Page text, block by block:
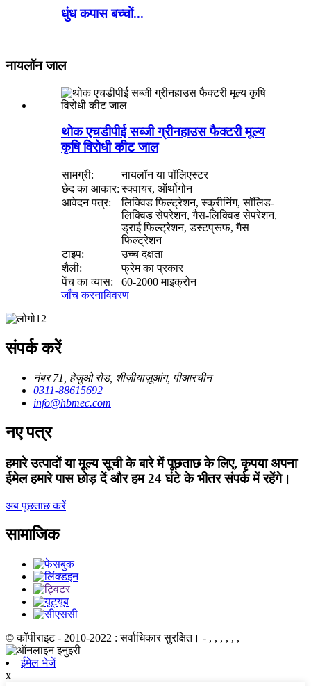
धुंध कपास बच्चों...
नायलॉन जाल
थोक एचडीपीई सब्जी ग्रीनहाउस फैक्टरी मूल्य
कृषि विरोधी कीट जाल
सामग्री:
नायलॉन या पॉलिएस्टर
छेद का आकार: स्क्वायर, ऑर्थोगोन
आवेदन पत्र:
लिक्विड फिल्ट्रेशन, स्क्रीनिंग, सॉलिड-
लिक्विड सेपरेशन, गैस-लिक्विड सेपरेशन,
ड्राई फिल्ट्रेशन, डस्टप्रूफ, गैस
फिल्ट्रेशन
टाइप:
उच्च दक्षता
शैली:
फ्रेम का प्रकार
पेंच का व्यास:
60-2000 माइक्रोन
जाँच करनाविवरण
संपर्क करें
नंबर 71, हेज़ुओ रोड, शीज़ीयाज़ूआंग, पीआरचीन
0311-88615692
info@hbmec.com
नए पत्र
हमारे उत्पादों या मूल्य सूची के बारे में पूछताछ के लिए, कृपया अपना
ईमेल हमारे पास छोड़ दें और हम 24 घंटे के भीतर संपर्क में रहेंगे।
अब पूछताछ करें
सामाजिक
© कॉपीराइट - 2010-2022 : सर्वाधिकार सुरक्षित। - , , , , , ,
ईमेल भेजें
x